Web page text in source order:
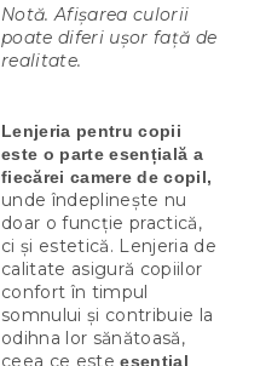
Notă. Afișarea culorii
poate diferi ușor față de
realitate.
Lenjeria pentru copii
este o parte esențială a
fiecărei camere de copil,
unde îndeplinește nu
doar o funcție practică,
ci și estetică. Lenjeria de
calitate asigură copiilor
confort în timpul
somnului și contribuie la
odihna lor sănătoasă,
ceea ce esteesențial